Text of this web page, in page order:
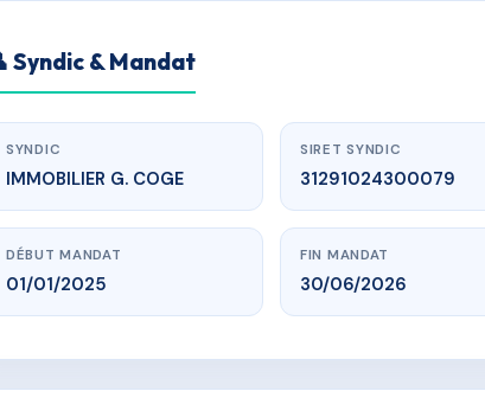
Syndic & Mandat
SYNDIC
IMMOBILIER G. COGE
SIRET SYNDIC
31291024300079
DÉBUT MANDAT
01/01/2025
FIN MANDAT
30/06/2026